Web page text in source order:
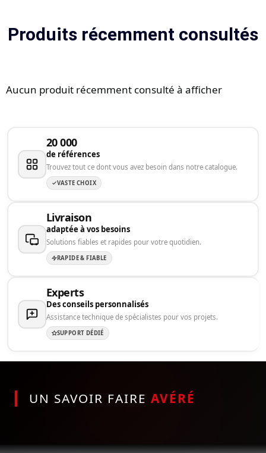
Produits récemment consultés
Aucun produit récemment consulté à afficher
20 000
de références
Trouvez tout ce dont vous avez besoin dans notre catalogue.
VASTE CHOIX
Livraison
adaptée à vos besoins
Solutions fiables et rapides pour votre quotidien.
RAPIDE & FIABLE
Experts
Des conseils personnalisés
Assistance technique de spécialistes pour vos projets.
SUPPORT DÉDIÉ
UN SAVOIR FAIRE AVÉRÉ